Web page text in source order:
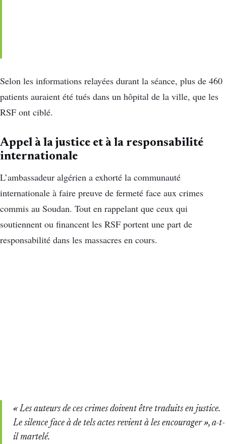
Selon les informations relayées durant la séance, plus de 460
patients auraient été tués dans un hôpital de la ville, que les
RSF ont ciblé.
Appel à la justice et à la responsabilité
internationale
L’ambassadeur algérien a exhorté la communauté
internationale à faire preuve de fermeté face aux crimes
commis au Soudan. Tout en rappelant que ceux qui
soutiennent ou financent les RSF portent une part de
responsabilité dans les massacres en cours.
« Les auteurs de ces crimes doivent être traduits en justice.
Le silence face à de tels actes revient à les encourager », a-t-
il martelé.